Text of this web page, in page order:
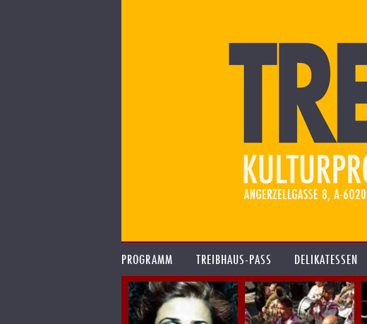
PROGRAMM TREIBHAUS-PASS DELIKATESSEN